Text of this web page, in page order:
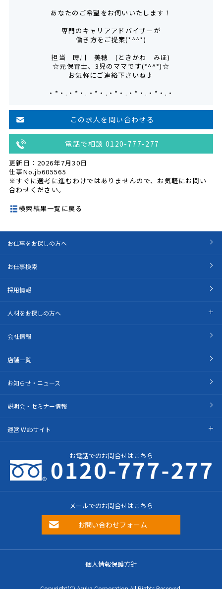
あなたのご希望をお伺いいたします！
専門のキャリアアドバイザーが
働き方をご提案(*^^*)
担当 時川 美穂 (ときかわ みほ)
☆元保育士、3児のママです(*^^*)☆
お気軽にご連絡下さいね♪
・*・.・*・.・*・.・*・.・*・.・*・.・
この求人を問い合わせる
電話で相談 0120-777-277
更新日：2026年7月30日
仕事No.jb605565
※すぐに選考に進むわけではありませんので、お気軽にお問い
合わせください。
検索結果一覧に戻る
お仕事をお探しの方へ
お仕事検索
採用情報
人材をお探しの方へ
会社情報
店舗一覧
お知らせ・ニュース
説明会・セミナー情報
運営 Webサイト
お電話でのお問合せはこちら
メールでのお問合せはこちら
お問い合わせフォーム
個人情報保護方針